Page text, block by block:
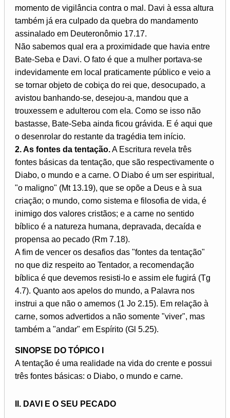
momento de vigilância contra o mal. Davi à essa altura
também já era culpado da quebra do mandamento
assinalado em Deuteronômio 17.17.
Não sabemos qual era a proximidade que havia entre
Bate-Seba e Davi. O fato é que a mulher portava-se
indevidamente em local praticamente público e veio a
se tornar objeto de cobiça do rei que, desocupado, a
avistou banhando-se, desejou-a, mandou que a
trouxessem e adulterou com ela. Como se isso não
bastasse, Bate-Seba ainda ficou grávida. E é aqui que
o desenrolar do restante da tragédia tem início.
2. As fontes da tentação.A Escritura revela três
fontes básicas da tentação, que são respectivamente o
Diabo, o mundo e a carne. O Diabo é um ser espiritual,
"o maligno" (Mt 13.19), que se opõe a Deus e à sua
criação; o mundo, como sistema e filosofia de vida, é
inimigo dos valores cristãos; e a carne no sentido
bíblico é a natureza humana, depravada, decaída e
propensa ao pecado (Rm 7.18).
A fim de vencer os desafios das "fontes da tentação"
no que diz respeito ao Tentador, a recomendação
bíblica é que devemos resisti-lo e assim ele fugirá (Tg
4.7). Quanto aos apelos do mundo, a Palavra nos
instrui a que não o amemos (1 Jo 2.15). Em relação à
carne, somos advertidos a não somente "viver", mas
também a "andar" em Espírito (Gl 5.25).
SINOPSE DO TÓPICO I
A tentação é uma realidade na vida do crente e possui
três fontes básicas: o Diabo, o mundo e carne.
II. DAVI E O SEU PECADO